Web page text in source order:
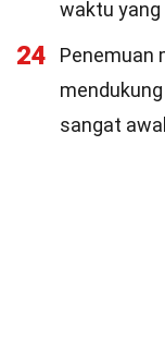
waktu yang
24
Penemuan
sangat